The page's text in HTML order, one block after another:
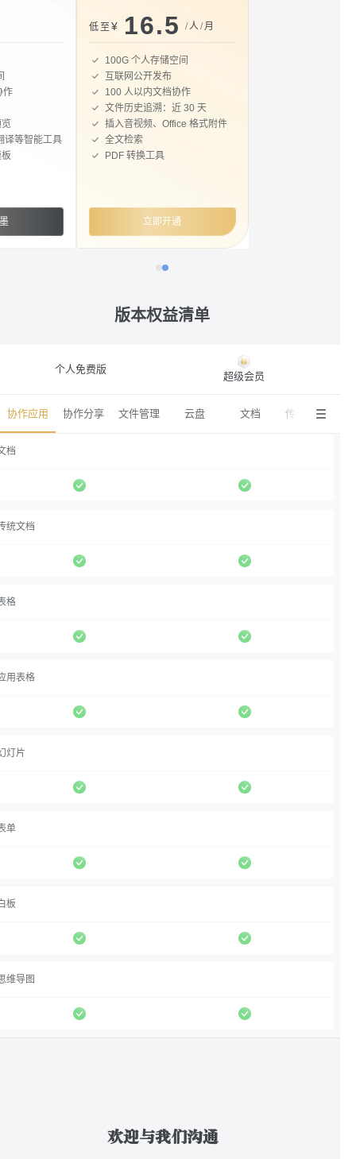
作
译等智能工具
低至 ¥ 16.5 /人/月
100G 个人存储空间
互联网公开发布
100 人以内文档协作
文件历史追溯：近 30 天
插入音视频、Office 格式附件
全文检索
PDF 转换工具
立即开通
版本权益清单
个人免费版
超级会员
协作应用 协作分享 文件管理 云盘 文档 传统文档
档
统文档
格
用表格
灯片
单
板
维导图
欢迎与我们沟通